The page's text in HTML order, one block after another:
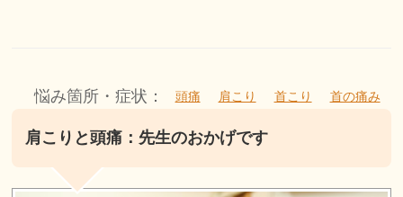
悩み箇所・症状： 頭痛 肩こり 首こり 首の痛み
肩こりと頭痛：先生のおかげです